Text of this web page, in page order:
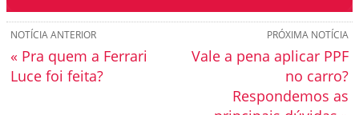
PRÓXIMA NOTÍCIA
Vale a pena aplicar PPF
no carro?
Respondemos as
NOTÍCIA ANTERIOR
« Pra quem a Ferrari
Luce foi feita?